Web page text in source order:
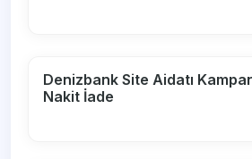
Denizbank Site Aidatı
Nakit İade